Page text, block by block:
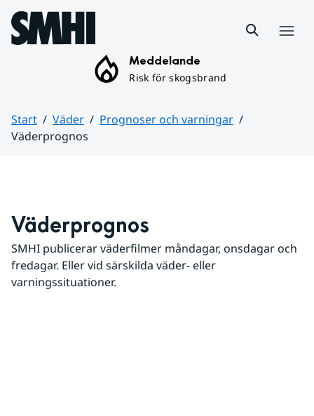
Hoppa till sidans innehåll
Meddelande
Risk för skogsbrand
Start Väder
Prognoser och varningar
Väderprognos
Väderprognos
SMHI publicerar väderfilmer måndagar, onsdagar och
fredagar. Eller vid särskilda väder- eller
varningssituationer.